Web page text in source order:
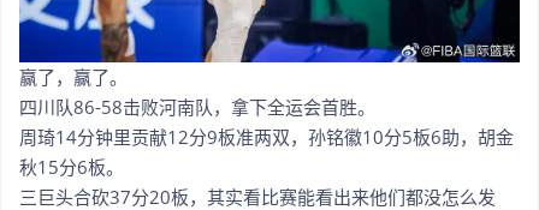
赢了，赢了。
四川队86-58击败河南队，拿下全运会首胜。
周琦14分钟里贡献12分9板准两双，孙铭徽10分5板6助，胡金
秋15分6板。
三巨头合砍37分20板，其实看比赛能看出来他们都没怎么发